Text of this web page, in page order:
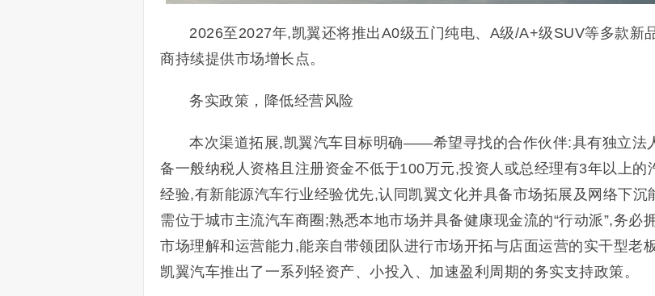
2026至2027年,凯翼还将推出A0级五门纯电、A级/A+级SUV等多款新
商持续提供市场增长点。
务实政策，降低经营风险
本次渠道拓展,凯翼汽车目标明确——希望寻找的合作伙伴:具有独立法
备一般纳税人资格且注册资金不低于100万元,投资人或总经理有3年以上的
经验,有新能源汽车行业经验优先,认同凯翼文化并具备市场拓展及网络下沉
需位于城市主流汽车商圈;熟悉本地市场并具备健康现金流的“行动派”,务必
市场理解和运营能力,能亲自带领团队进行市场开拓与店面运营的实干型老
凯翼汽车推出了一系列轻资产、小投入、加速盈利周期的务实支持政策。